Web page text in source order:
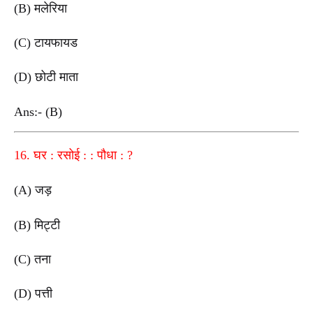
(B) मलेरिया
(C) टायफायड
(D) छोटी माता
Ans:- (B)
16. घर : रसोई : : पौधा : ?
(A) जड़
(B) मिट्टी
(C) तना
(D) पत्ती